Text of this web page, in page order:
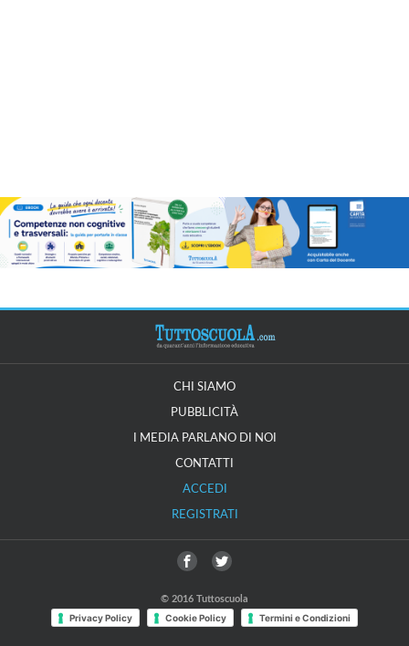
CHI SIAMO
PUBBLICITÀ
I MEDIA PARLANO DI NOI
CONTATTI
ACCEDI
REGISTRATI
© 2016 Tuttoscuola
Privacy Policy Cookie Policy Termini e Condizioni